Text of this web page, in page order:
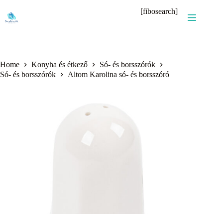
content
[fibosearch]
Home Konyha és étkező
Só- és borsszórók
Só- és borsszórók
Altom Karolina só- és borsszóró